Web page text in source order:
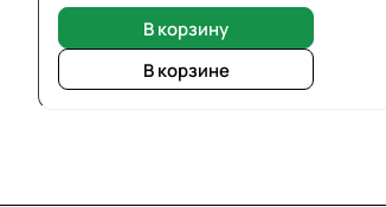
В корзину
В корзине